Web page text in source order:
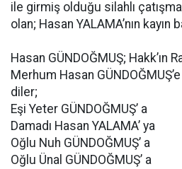
ile girmiş olduğu silahlı
olan; Hasan YALAMA’nın kayın
Hasan GÜNDOĞMUŞ; Hakk’ın
Merhum Hasan
diler;
Eşi Yeter GÜNDOĞMUŞ’ a
Damadı Hasan YALAMA’ ya
Oğlu Nuh GÜNDOĞMUŞ’ a
Oğlu Ünal GÜNDOĞMUŞ’ a